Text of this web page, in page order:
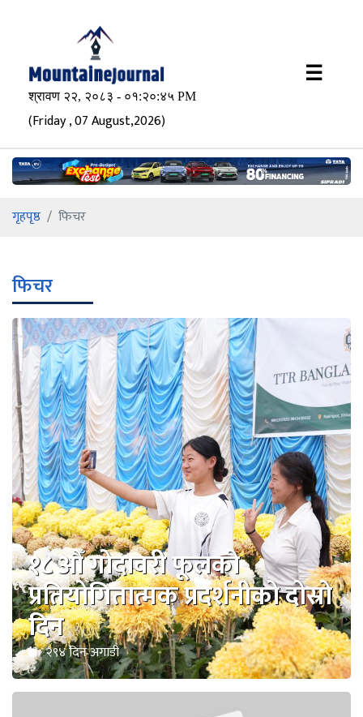
(Friday , 07 August,2026)
☰
गृहपृष्ठ फिचर
फिचर
१८ औँ गोदावरी फूलको
प्रतियोगितात्मक प्रदर्शनीको दोस्रो
दिन
२९४ दिन अगाडी